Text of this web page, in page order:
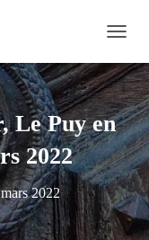
É
P
L
I
E
R
L
A
N
A
V
Le Puy en
2022
2022